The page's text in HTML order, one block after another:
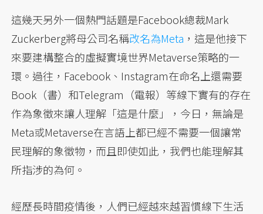
這幾天另外一個熱門話題是Facebook總裁Mark
Zuckerberg將母公司名稱改名為Meta ，這是他接下
來要建構整合的虛擬實境世界Metaverse策略的一
環。過往，Facebook、Instagram在命名上還需要
Book（書）和Telegram（電報）等線下實有的存在
作為象徵來讓人理解「這是什麼」，今日，無論是
Meta或Metaverse在言語上都已經不需要一個讓常
民理解的象徵物，而且即使如此，我們也能理解其
所指涉的為何。
經歷長時間疫情後，人們已經越來越習慣線下生活